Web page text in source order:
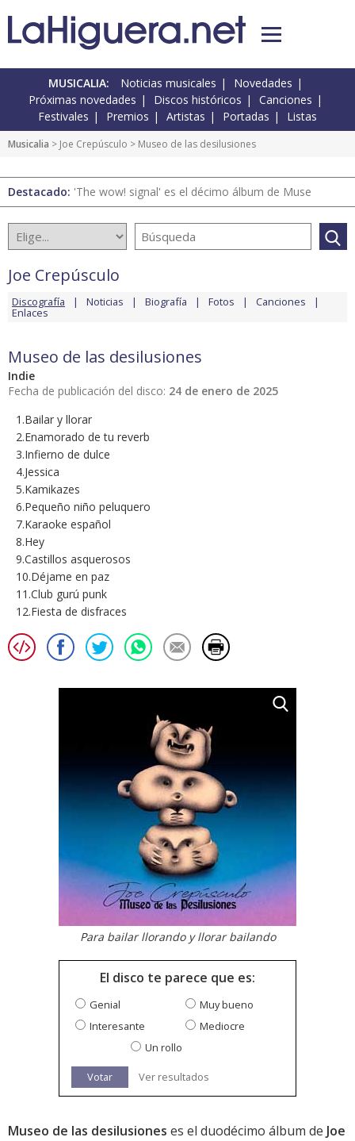
MUSICALIA: Noticias musicales
Novedades
Próximas novedades
Discos históricos
Canciones
Festivales
Premios Artistas Portadas Listas
Musicalia > Joe Crepúsculo > Museo de las desilusiones
Destacado: 'The wow! signal' es el décimo álbum de Muse
Joe Crepúsculo
Discografía Noticias Biografía Fotos Canciones
Enlaces
Museo de las desilusiones
Indie
Fecha de publicación del disco: 24 de enero de 2025
1.Bailar y llorar
2.Enamorado de tu reverb
3.Infierno de dulce
4.Jessica
5.Kamikazes
6.Pequeño niño peluquero
7.Karaoke español
8.Hey
9.Castillos asquerosos
10.Déjame en paz
11.Club gurú punk
12.Fiesta de disfraces
Para bailar llorando y llorar bailando
El disco te parece que es:
Genial
Muy bueno
Interesante
Mediocre
Un rollo
Votar Ver resultados
Museo de las desilusiones es el duodécimo álbum de Joe